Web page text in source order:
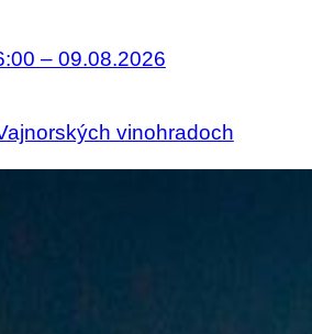
– 09.08.2026
vinohradoch